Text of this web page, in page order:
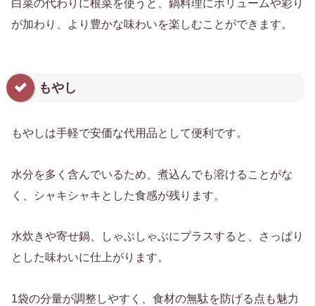
白菜の代わりに根菜を使うと、鍋料理にボリュームや彩り
が加わり、より豊かな味わいを楽しむことができます。
もやし
もやしは手軽で安価な代用品として便利です。
水分を多く含んでいるため、煮込んでも溶けることがな
く、シャキシャキとした食感が残ります。
水炊きや寄せ鍋、しゃぶしゃぶにプラスすると、さっぱり
とした味わいに仕上がります。
1袋の分量が調整しやすく、食材の無駄を防げる点も魅力